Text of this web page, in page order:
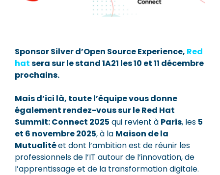
Sponsor Silver d’Open Source Experience, Red
hatsera sur le stand 1A21 les 10 et 11 décembre
prochains.
Mais d’ici là, toute l’équipe vous donne
également rendez-vous sur le Red Hat
Summit: Connect 2025 qui revient à Paris, les 5
et 6 novembre 2025, à la Maison de la
Mutualitéet dont l’ambition est de réunir les
professionnels de l’IT autour de l’innovation, de
l’apprentissage et de la transformation digitale.